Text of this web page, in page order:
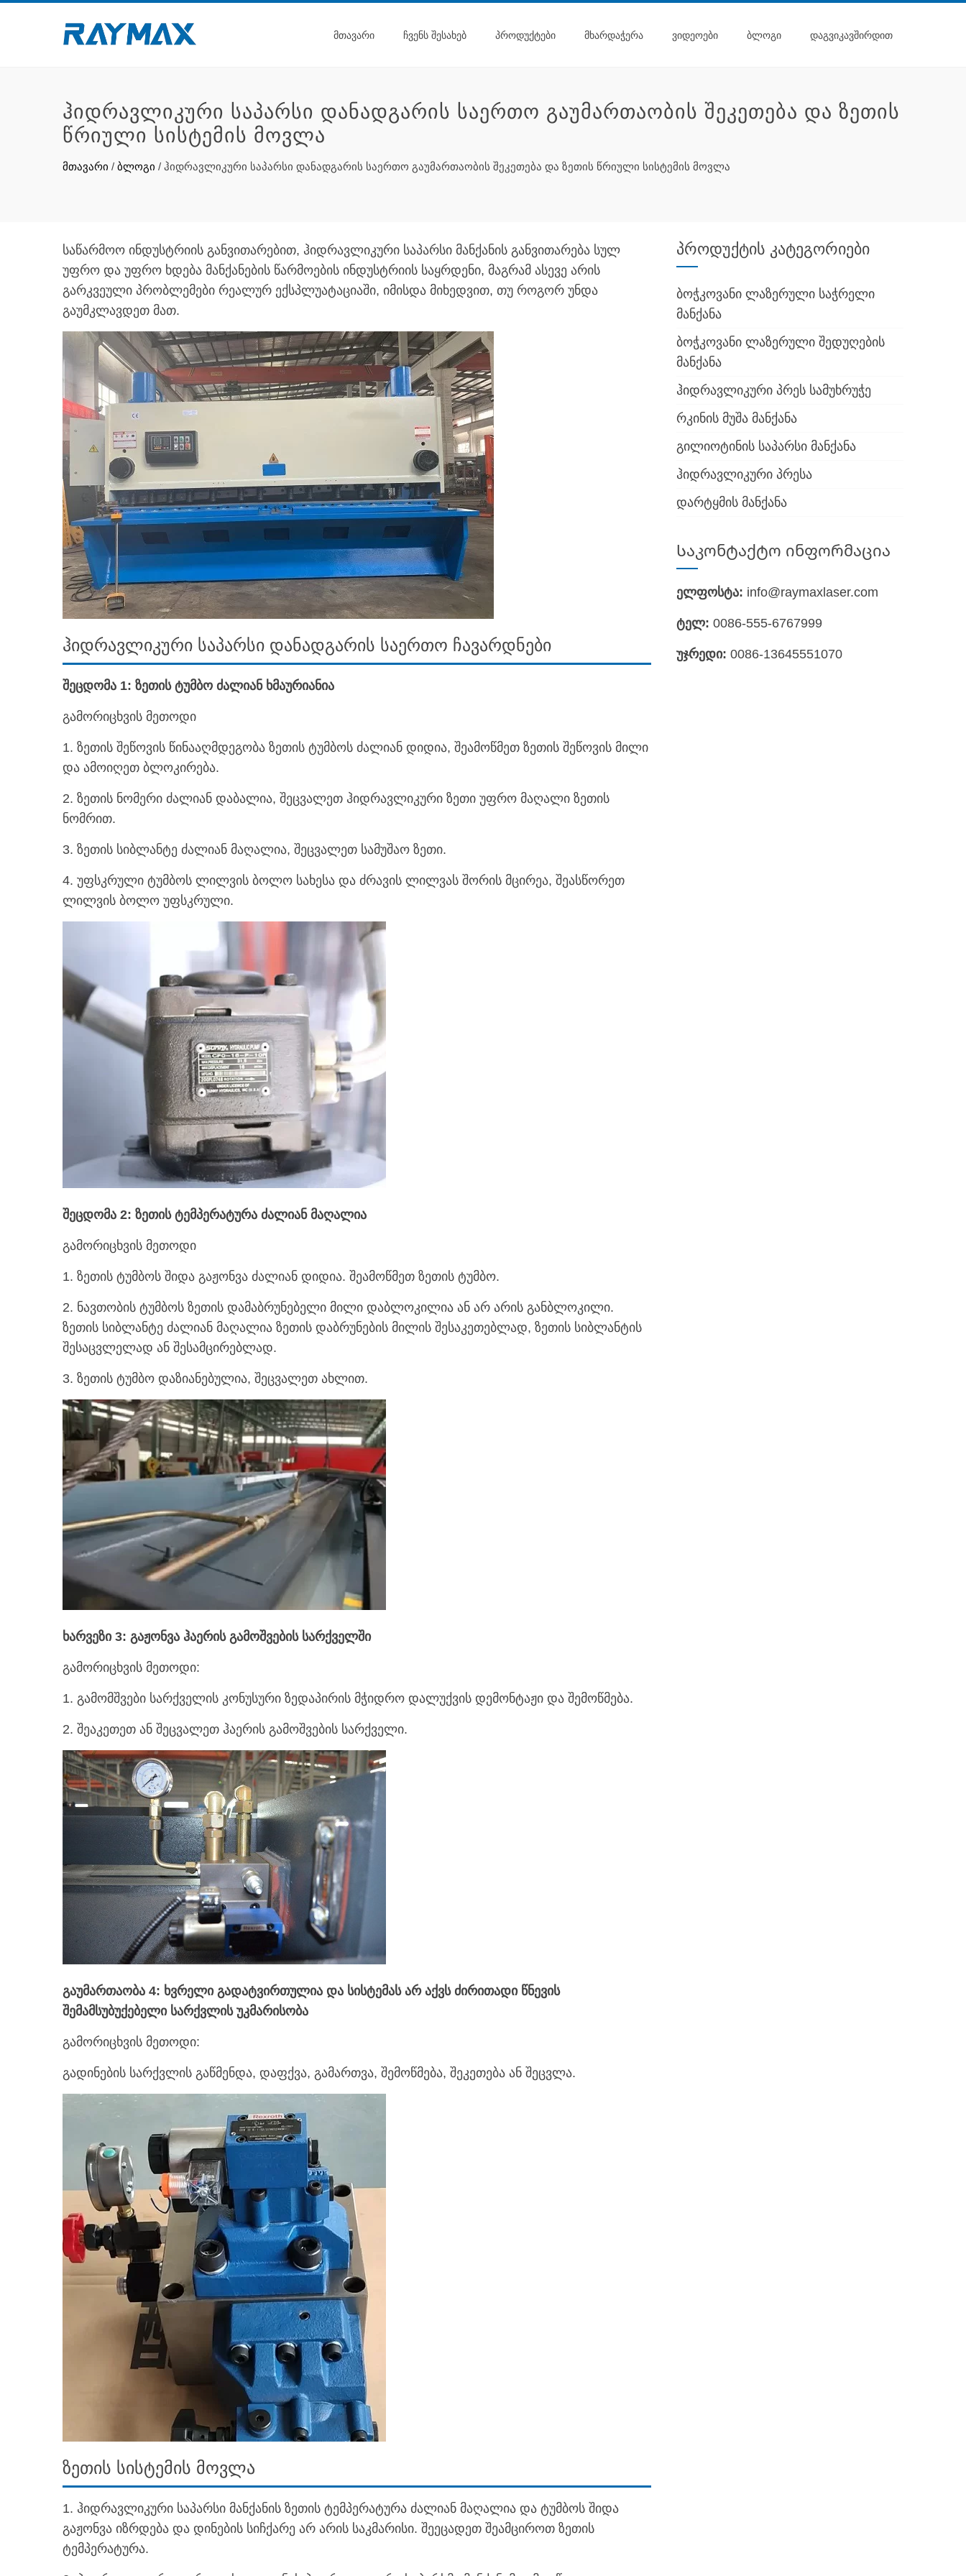
ᲛᲗᲐᲕᲐᲠᲘ ᲩᲕᲔᲜᲡ ᲨᲔᲡᲐᲮᲔᲑ ᲞᲠᲝᲓᲣᲥᲢᲔᲑᲘ ᲛᲮᲐᲠᲓᲐᲭᲔᲠᲐ ᲕᲘᲓᲔᲝᲔᲑᲘ ᲑᲚᲝᲒᲘ ᲓᲐᲒᲕᲘᲙᲐᲕᲨᲘᲠᲓᲘᲗ
ᲰᲘᲓᲠᲐᲕᲚᲘᲙᲣᲠᲘ ᲡᲐᲞᲐᲠᲡᲘ ᲓᲐᲜᲐᲓᲒᲐᲠᲘᲡ ᲡᲐᲔᲠᲗᲝ ᲒᲐᲣᲛᲐᲠᲗᲐᲝᲑᲘᲡ ᲨᲔᲙᲔᲗᲔᲑᲐ ᲓᲐ ᲖᲔᲗᲘᲡ
ᲬᲠᲘᲣᲚᲘ ᲡᲘᲡᲢᲔᲛᲘᲡ ᲛᲝᲕᲚᲐ
მთავარი / ბლოგი / ჰიდრავლიკური საპარსი დანადგარის საერთო გაუმართაობის შეკეთება და ზეთის წრიული სისტემის მოვლა
საწარმოო ინდუსტრიის განვითარებით, ჰიდრავლიკური საპარსი მანქანის განვითარება სულ
უფრო და უფრო ხდება მანქანების წარმოების ინდუსტრიის საყრდენი, მაგრამ ასევე არის
გარკვეული პრობლემები რეალურ ექსპლუატაციაში, იმისდა მიხედვით, თუ როგორ უნდა
გაუმკლავდეთ მათ.
ჰიდრავლიკური საპარსი დანადგარის საერთო ჩავარდნები
შეცდომა 1: ზეთის ტუმბო ძალიან ხმაურიანია
გამორიცხვის მეთოდი
1. ზეთის შეწოვის წინააღმდეგობა ზეთის ტუმბოს ძალიან დიდია, შეამოწმეთ ზეთის შეწოვის მილი
და ამოიღეთ ბლოკირება.
2. ზეთის ნომერი ძალიან დაბალია, შეცვალეთ ჰიდრავლიკური ზეთი უფრო მაღალი ზეთის
ნომრით.
3. ზეთის სიბლანტე ძალიან მაღალია, შეცვალეთ სამუშაო ზეთი.
4. უფსკრული ტუმბოს ლილვის ბოლო სახესა და ძრავის ლილვას შორის მცირეა, შეასწორეთ
ლილვის ბოლო უფსკრული.
შეცდომა 2: ზეთის ტემპერატურა ძალიან მაღალია
გამორიცხვის მეთოდი
1. ზეთის ტუმბოს შიდა გაჟონვა ძალიან დიდია. შეამოწმეთ ზეთის ტუმბო.
2. ნავთობის ტუმბოს ზეთის დამაბრუნებელი მილი დაბლოკილია ან არ არის განბლოკილი.
ზეთის სიბლანტე ძალიან მაღალია ზეთის დაბრუნების მილის შესაკეთებლად, ზეთის სიბლანტის
შესაცვლელად ან შესამცირებლად.
3. ზეთის ტუმბო დაზიანებულია, შეცვალეთ ახლით.
ხარვეზი 3: გაჟონვა ჰაერის გამოშვების სარქველში
გამორიცხვის მეთოდი:
1. გამომშვები სარქველის კონუსური ზედაპირის მჭიდრო დალუქვის დემონტაჟი და შემოწმება.
2. შეაკეთეთ ან შეცვალეთ ჰაერის გამოშვების სარქველი.
გაუმართაობა 4: ხვრელი გადატვირთულია და სისტემას არ აქვს ძირითადი წნევის
შემამსუბუქებელი სარქვლის უკმარისობა
გამორიცხვის მეთოდი:
გადინების სარქვლის გაწმენდა, დაფქვა, გამართვა, შემოწმება, შეკეთება ან შეცვლა.
ზეთის სისტემის მოვლა
1. ჰიდრავლიკური საპარსი მანქანის ზეთის ტემპერატურა ძალიან მაღალია და ტუმბოს შიდა
გაჟონვა იზრდება და დინების სიჩქარე არ არის საკმარისი. შეეცადეთ შეამციროთ ზეთის
ტემპერატურა.
პროდუქტის კატეგორიები
ბოჭკოვანი ლაზერული საჭრელი
მანქანა
ბოჭკოვანი ლაზერული შედუღების
მანქანა
ჰიდრავლიკური პრეს სამუხრუჭე
რკინის მუშა მანქანა
გილიოტინის საპარსი მანქანა
ჰიდრავლიკური პრესა
დარტყმის მანქანა
Საკონტაქტო ინფორმაცია
ელფოსტა: info@raymaxlaser.com
ტელ: 0086-555-6767999
უჯრედი: 0086-13645551070